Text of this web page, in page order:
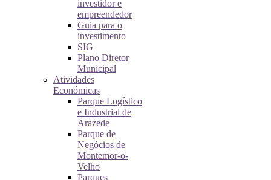
investidor e
empreendedor
Guia para o
investimento
SIG
Plano Diretor
Municipal
Atividades
Económicas
Parque Logístico
e Industrial de
Arazede
Parque de
Negócios de
Montemor-o-
Velho
Parques